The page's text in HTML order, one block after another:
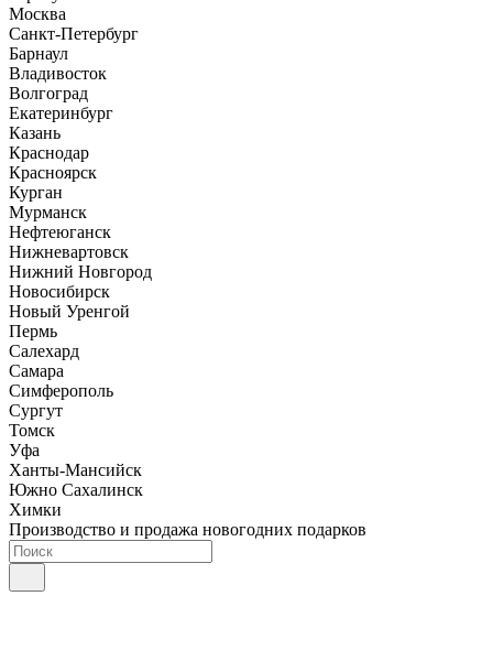
Москва
Санкт-Петербург
Барнаул
Владивосток
Волгоград
Екатеринбург
Казань
Краснодар
Красноярск
Курган
Мурманск
Нефтеюганск
Нижневартовск
Нижний Новгород
Новосибирск
Новый Уренгой
Пермь
Салехард
Самара
Симферополь
Сургут
Томск
Уфа
Ханты-Мансийск
Южно Сахалинск
Химки
Производство и продажа новогодних подарков